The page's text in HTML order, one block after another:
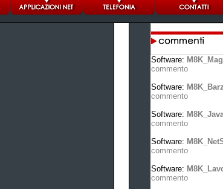
Software:
commento
Software:
commento
Software:
commento
Software:
commento
Software:
commento